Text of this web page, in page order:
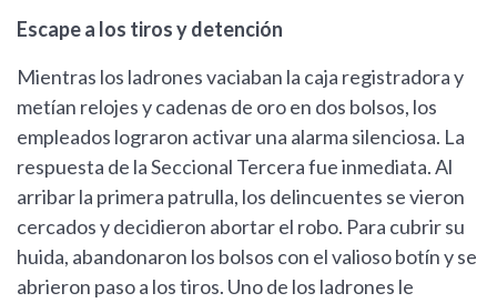
Escape a los tiros y detención
Mientras los ladrones vaciaban la caja registradora y
metían relojes y cadenas de oro en dos bolsos, los
empleados lograron activar una alarma silenciosa. La
respuesta de la Seccional Tercera fue inmediata. Al
arribar la primera patrulla, los delincuentes se vieron
cercados y decidieron abortar el robo. Para cubrir su
huida, abandonaron los bolsos con el valioso botín y se
abrieron paso a los tiros. Uno de los ladrones le